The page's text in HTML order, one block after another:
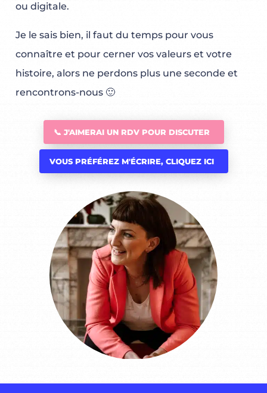
ou digitale.
Je le sais bien, il faut du temps pour vous
connaître et pour cerner vos valeurs et votre
histoire, alors ne perdons plus une seconde et
rencontrons-nous 🙂
📞 J'AIMERAI UN RDV POUR DISCUTER
VOUS PRÉFÉREZ M'ÉCRIRE, CLIQUEZ ICI